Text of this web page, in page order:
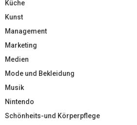
Küche
Kunst
Management
Marketing
Medien
Mode und Bekleidung
Musik
Nintendo
Schönheits-und Körperpflege